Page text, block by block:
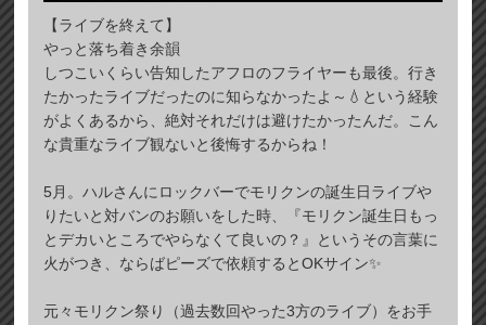
【ライブを終えて】
やっと落ち着き余韻
しつこいくらい告知したアフロのフライヤーも最後。行き
たかったライブだったのに知らなかったよ～💧という経験
がよくあるから、絶対それだけは避けたかったんだ。こん
な貴重なライブ観ないと後悔するからね！
5月。ハルさんにロックバーでモリクンの誕生日ライブや
りたいと対バンのお願いをした時、『モリクン誕生日もっ
とデカいところでやらなくて良いの？』というその言葉に
火がつき、ならばピーズで依頼するとOKサイン✨
元々モリクン祭り（過去数回やった3方のライブ）をお手